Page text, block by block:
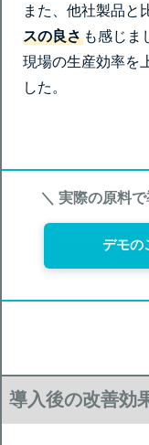
また、他社製品と
スの良さ も感じま
現場の生産効率を
した。
＼ 実際の原料
デモの
導入後の改善効